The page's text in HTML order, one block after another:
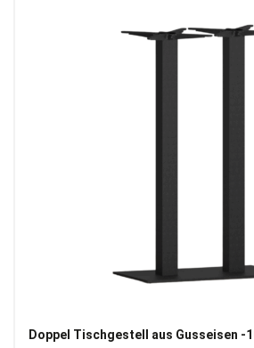
Doppel Tischgestell aus Gusseisen -